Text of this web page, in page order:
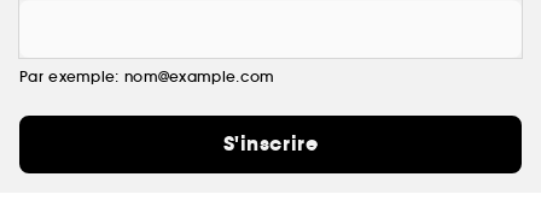
Par exemple: nom@example.com
S'inscrire